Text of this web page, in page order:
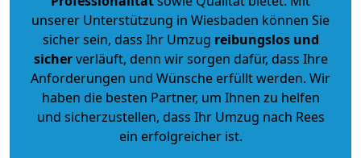
unserer Unterstützung in Wiesbaden können Sie
sicher sein, dass Ihr Umzug reibungslos und
sicherverläuft, denn wir sorgen dafür, dass Ihre
Anforderungen und Wünsche erfüllt werden. Wir
haben die besten Partner, um Ihnen zu helfen
und sicherzustellen, dass Ihr Umzug nach Rees
ein erfolgreicher ist.